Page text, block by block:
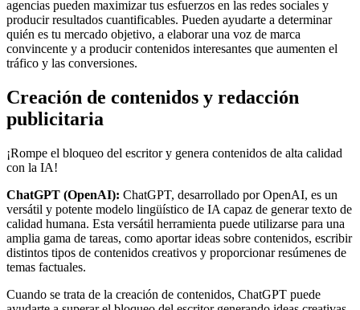
agencias pueden maximizar tus esfuerzos en las redes sociales y
producir resultados cuantificables. Pueden ayudarte a determinar
quién es tu mercado objetivo, a elaborar una voz de marca
convincente y a producir contenidos interesantes que aumenten el
tráfico y las conversiones.
Creación de contenidos y redacción
publicitaria
¡Rompe el bloqueo del escritor y genera contenidos de alta calidad
con la IA!
ChatGPT (OpenAI): ChatGPT, desarrollado por OpenAI, es un
versátil y potente modelo lingüístico de IA capaz de generar texto de
calidad humana. Esta versátil herramienta puede utilizarse para una
amplia gama de tareas, como aportar ideas sobre contenidos, escribir
distintos tipos de contenidos creativos y proporcionar resúmenes de
temas factuales.
Cuando se trata de la creación de contenidos, ChatGPT puede